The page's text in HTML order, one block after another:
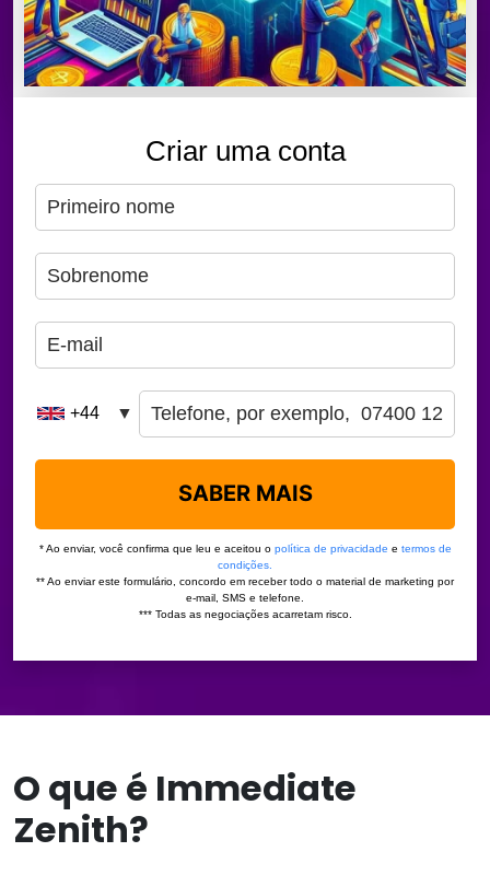
O que é Immediate
Zenith?